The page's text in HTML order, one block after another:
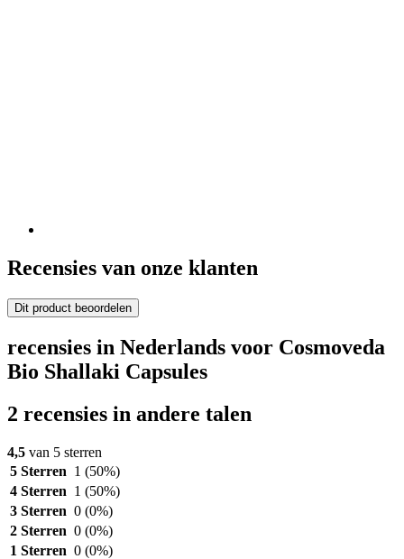
Recensies van onze klanten
Dit product beoordelen
recensies in Nederlands voor Cosmoveda
Bio Shallaki Capsules
2 recensies in andere talen
4,5 van 5 sterren
5 Sterren 1 (50%)
4 Sterren 1 (50%)
3 Sterren 0 (0%)
2 Sterren 0 (0%)
1 Sterren 0 (0%)